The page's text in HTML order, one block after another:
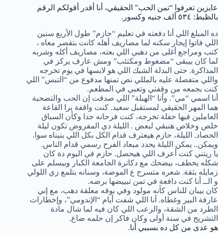
عايزين تعرفوا “تمن الحب” الحقيقي، أنا أقدر أقولكم الرقم
بالظبط: ٥٣٤ ألف جنيه وكسور.
ده المبلغ اللي أنا دفعته في تعليم “حازم” طول الأربع سنين
اللي فاتوا إيجار سكنه لما مصاريف أهله كانت بتقصر معاه ،
كتب ومراجع أغلى من دهبي اللي بعته، مصاريف أكله وشربه
لما كان بيبقى “مضغوط ومكتئب” ومش عارف يركز في
المذاكرة. حتى البدلة الشيك اللي هو لابسها في يوم تخرجه
واللي متفصلة عليه بالمللي نص تمنها مدفوع من “التبس” اللي
كنت بجمعه من وقفتي وتعبي في المطعم.
أنا اسمي “مي”. وأنا “الهبلة” اللي صدقت إن الحب والتضحية
هما المهر الحقيقي لمستقبل سعيد. كنت واقفة برا القاعة
العاملين فيها حفلة تخرجه، كنت فرحانه جدا وكأن السباق
خلص وخلاص هنبقي لبعض . الليلة دي المفروض تكون ليلة
الحصاد. الليلة، حازم هيعترف قدام الكل بكل اللي بنيناه سوا.
ويمكن.. يمكن الليلة يحدد ميعاد الفرح رسمي قدام الناس.
يا ريتني كنت أعرف اللي هيحصل. حازم في اليوم دة كان
شكله يخطف، بيضحك مع دكاترة الجامعة الكبار وبيسلم على
زمايله بثقة. شعره متسرح ع الموضة، وسنانه بتلمع زي اللولي
و الــ أنا كنت دافعة في تمن تبييضها برضه.
كان بيبان للناس كأنه مولود وفي بوقه معلقة دهب، مع إني
عارفة البير وغطاه. أنا اللي شفت أيام “الإندومي”، وإخطارات
الطرد من الشقة، والرعب اللي كان فيه لما شال مادة
التشريح في سنة أولى وكان فاكر إن حلمه ضاع.
هو عدى من كل ده بسببي أنا.